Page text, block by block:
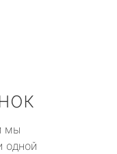
мы
одной